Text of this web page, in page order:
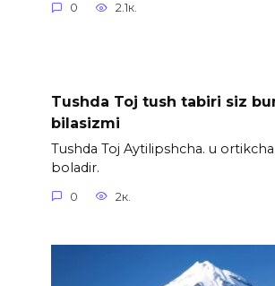
0 2.1к.
Tushda Toj tush tabiri siz
bilasizmi
Tushda Toj Aytilipshcha. u
boladir.
0 2к.